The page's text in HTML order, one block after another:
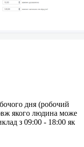
дня (робочий
якого людина може
з 09:00 - 18:00 як